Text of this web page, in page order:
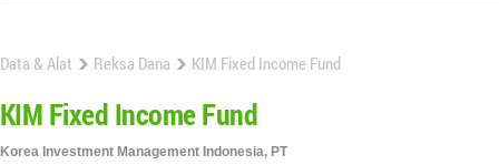
Data & Alat Reksa Dana KIM Fixed Income Fund
KIM Fixed Income Fund
Korea Investment Management Indonesia, PT